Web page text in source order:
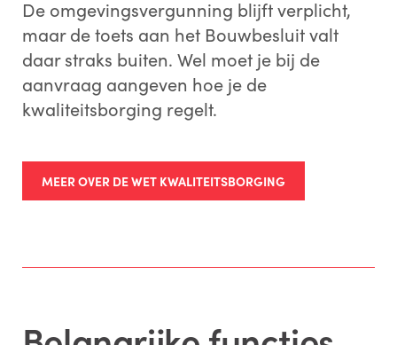
De omgevingsvergunning blijft verplicht,
maar de toets aan het Bouwbesluit valt
daar straks buiten. Wel moet je bij de
aanvraag aangeven hoe je de
kwaliteitsborging regelt.
MEER OVER DE WET KWALITEITSBORGING